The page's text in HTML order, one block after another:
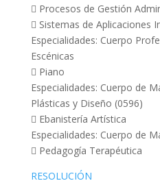
 Procesos de Gestión
 Sistemas de Aplicaciones
Especialidades: Cuerpo
Escénicas
 Piano
Especialidades: Cuerpo de
Plásticas y Diseño (0596)
 Ebanistería Artística
Especialidades: Cuerpo de
 Pedagogía Terapéutica
RESOLUCIÓN